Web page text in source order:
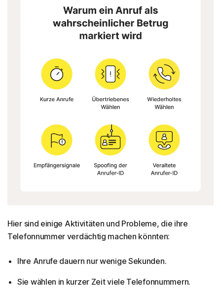
Hier sind einige Aktivitäten und Probleme, die ihre
Telefonnummer verdächtig machen könnten:
Ihre Anrufe dauern nur wenige Sekunden.
Sie wählen in kurzer Zeit viele Telefonnummern.